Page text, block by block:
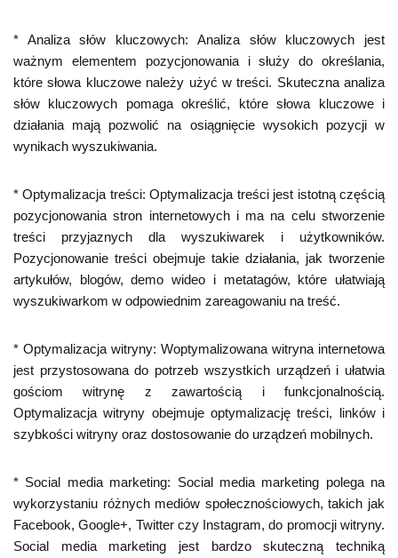
* Analiza słów kluczowych: Analiza słów kluczowych jest
ważnym elementem pozycjonowania i służy do określania,
które słowa kluczowe należy użyć w treści. Skuteczna analiza
słów kluczowych pomaga określić, które słowa kluczowe i
działania mają pozwolić na osiągnięcie wysokich pozycji w
wynikach wyszukiwania.
* Optymalizacja treści: Optymalizacja treści jest istotną częścią
pozycjonowania stron internetowych i ma na celu stworzenie
treści przyjaznych dla wyszukiwarek i użytkowników.
Pozycjonowanie treści obejmuje takie działania, jak tworzenie
artykułów, blogów, demo wideo i metatagów, które ułatwiają
wyszukiwarkom w odpowiednim zareagowaniu na treść.
* Optymalizacja witryny: Woptymalizowana witryna internetowa
jest przystosowana do potrzeb wszystkich urządzeń i ułatwia
gościom witrynę z zawartością i funkcjonalnością.
Optymalizacja witryny obejmuje optymalizację treści, linków i
szybkości witryny oraz dostosowanie do urządzeń mobilnych.
* Social media marketing: Social media marketing polega na
wykorzystaniu różnych mediów społecznościowych, takich jak
Facebook, Google+, Twitter czy Instagram, do promocji witryny.
Social media marketing jest bardzo skuteczną techniką